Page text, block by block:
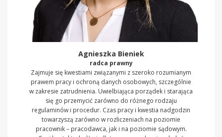
Agnieszka Bieniek
radca prawny
Zajmuje się kwestiami związanymi z szeroko rozumianym
prawem pracy i ochroną danych osobowych, szczególnie
w zakresie zatrudnienia. Uwielbiająca porządek i starająca
się go przemycić zarówno do różnego rodzaju
regulaminów i procedur. Czas pracy i kwestia nadgodzin
towarzyszą zarówno w rozliczeniach na poziomie
pracownik – pracodawca, jak i na poziomie sądowym.